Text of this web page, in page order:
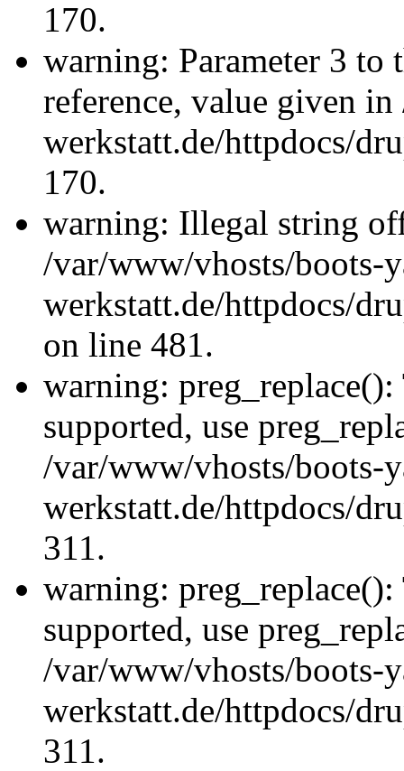
170.
warning: Parameter 3 to
reference, value given
werkstatt.de/httpdocs/
170.
warning: Illegal string
/var/www/vhosts/boots-
werkstatt.de/httpdocs/
on line 481.
warning:
supported, use
/var/www/vhosts/boots-
werkstatt.de/httpdocs/
311.
warning:
supported, use
/var/www/vhosts/boots-
werkstatt.de/httpdocs/
311.